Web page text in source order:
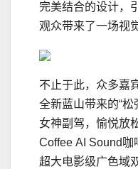
完美结合的设计，
观众带来了一场视
不止于此，众多嘉
全新蓝山带来的“
女神副驾，愉悦放
Coffee AI Sound咖
超大电影级广色域